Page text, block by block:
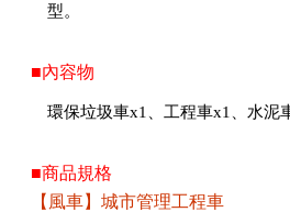
型。
■內容物
環保垃圾車x1、工程車x1、水泥
■商品規格
【風車】城市管理工程車